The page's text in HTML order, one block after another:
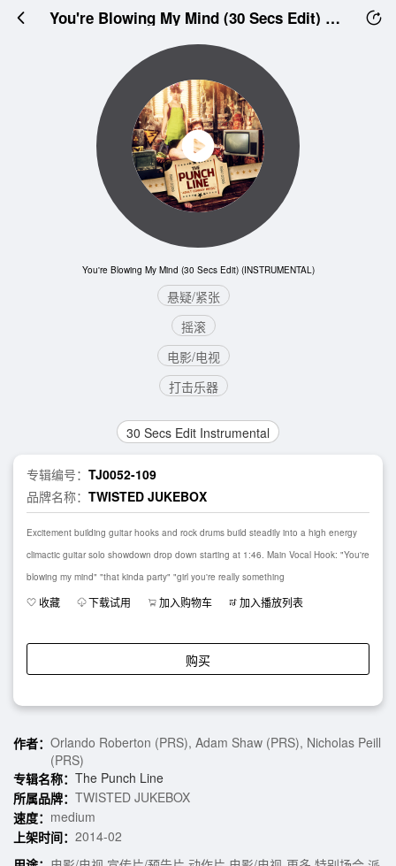
You're Blowing My Mind (30 Secs Edit) (INSTRUMENTAL)
You're Blowing My Mind (30 Secs Edit) (INSTRUMENTAL)
悬疑/紧张
摇滚
电影/电视
打击乐器
30 Secs Edit Instrumental
专辑编号： TJ0052-109
品牌名称： TWISTED JUKEBOX
Excitement building guitar hooks and rock drums build steadily into a high energy
climactic guitar solo showdown drop down starting at 1:46. Main Vocal Hook: "You're
blowing my mind" "that kinda party" "girl you're really something
收藏 下载试用 加入购物车 加入播放列表
购买
作者： Orlando Roberton (PRS), Adam Shaw (PRS), Nicholas Peill
(PRS)
专辑名称： The Punch Line
所属品牌： TWISTED JUKEBOX
速度： medium
上架时间： 2014-02